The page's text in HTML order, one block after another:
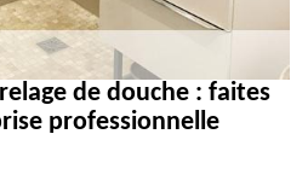
de douche : faites
professionnelle